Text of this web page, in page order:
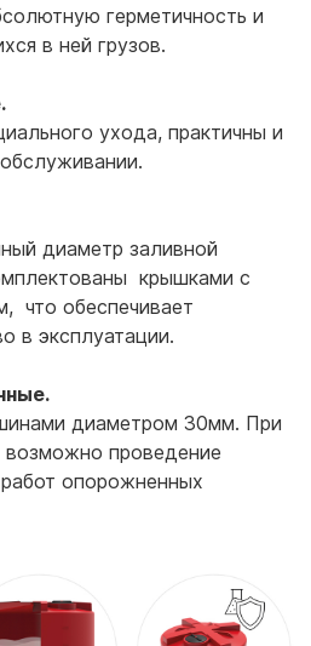
герметичность и
в ней грузов.
ухода, практичны и
диаметр заливной
крышками с
что обеспечивает
в эксплуатации.
диаметром 30мм. При
проведение
опорожненных